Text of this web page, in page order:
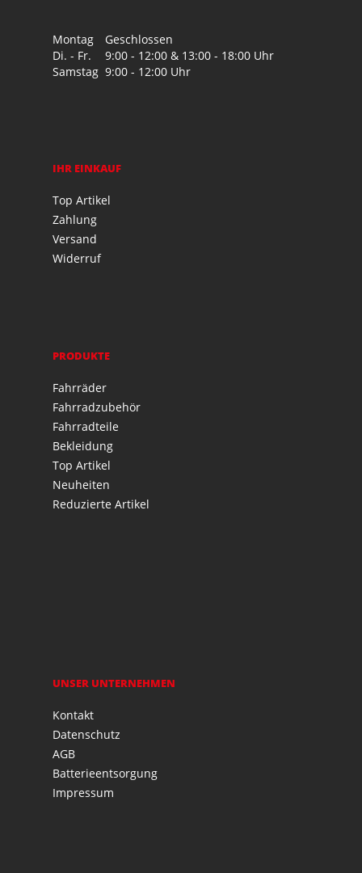
Montag
Geschlossen
Di. - Fr.
9:00 - 12:00 & 13:00 - 18:00 Uhr
Samstag 9:00 - 12:00 Uhr
IHR EINKAUF
Top Artikel
Zahlung
Versand
Widerruf
PRODUKTE
Fahrräder
Fahrradzubehör
Fahrradteile
Bekleidung
Top Artikel
Neuheiten
Reduzierte Artikel
UNSER UNTERNEHMEN
Kontakt
Datenschutz
AGB
Batterieentsorgung
Impressum